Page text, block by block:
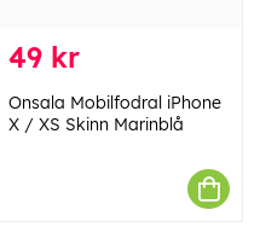
49 kr
Onsala Mobilfodral iPhone
X / XS Skinn Marinblå